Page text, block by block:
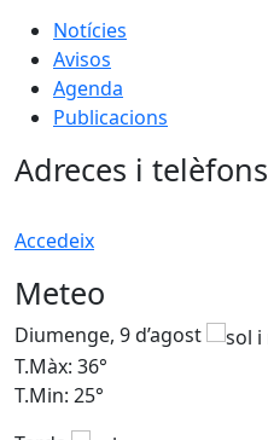
Notícies
Avisos
Agenda
Publicacions
Adreces i telèfons
Accedeix
Meteo
Diumenge, 9 d’agost
T.Màx: 36°
T.Min: 25°